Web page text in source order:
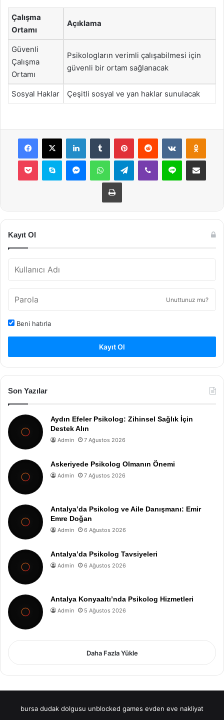
Çalışma
Ortamı
Açıklama
Güvenli
Çalışma
Ortamı
Psikologların verimli çalışabilmesi için
güvenli bir ortam sağlanacak
Sosyal Haklar Çeşitli sosyal ve yan haklar sunulacak
Facebook
X LinkedInTumblr PinterestReddit VKontakte
Pocket Skype MessengerWhatsAppTelegramViber Line E-Posta ile
Yazdır
Kayıt Ol
Unuttunuz mu?
Beni hatırla
Kayıt Ol
Son Yazılar
Aydın Efeler Psikolog: Zihinsel Sağlık İçin
Destek Alın
Admin 7 Ağustos 2026
Askeriyede Psikolog Olmanın Önemi
Admin 7 Ağustos 2026
Antalya’da Psikolog ve Aile Danışmanı: Emir
Emre Doğan
Admin 6 Ağustos 2026
Antalya’da Psikolog Tavsiyeleri
Admin 6 Ağustos 2026
Antalya Konyaaltı’nda Psikolog Hizmetleri
Admin 5 Ağustos 2026
Daha Fazla Yükle
bursa dudak dolgusu unblocked games evden eve nakliyat